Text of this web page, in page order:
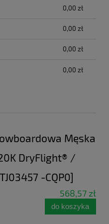
0,00 zł
0,00 zł
0,00 zł
0,00 zł
Męska
DryFlight® /
-CQP0]
568,57 zł
do koszyka